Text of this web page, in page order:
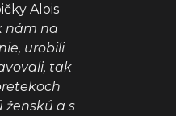
Alois
nám na
urobili
tak
ženskú a s